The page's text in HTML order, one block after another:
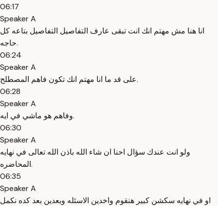
06:17
Speaker A
انا هنا مش مهتم انك انت تبقى عارف التفاصيل التفاصيل بتاعه كل
حاجه.
06:24
Speaker A
على قد ما انا مهتم انك تكون فاهم المصطلح.
06:28
Speaker A
وفاهم هو ماشي في ايه.
06:30
Speaker A
ولو انت عندك سؤال احنا ان شاء الله باذن الله تعالى في نهايه
المحاضره.
06:35
Speaker A
او في نهايه سكشن كبير هنقوم واخدين الاسئله وبعدين بعد كده نكمل